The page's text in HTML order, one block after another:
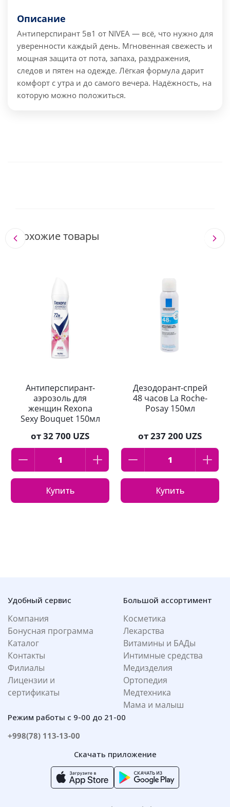
Описание
Антиперспирант 5в1 от NIVEA — всё, что нужно для
уверенности каждый день. Мгновенная свежесть и
мощная защита от пота, запаха, раздражения,
следов и пятен на одежде. Лёгкая формула дарит
комфорт с утра и до самого вечера. Надёжность, на
которую можно положиться.
Похожие товары
Антиперспирант-
аэрозоль для
женщин Rexona
Sexy Bouquet 150мл
от32 700 UZS
Купить
Дезодорант-cпрей
48 часов La Roche-
Posay 150мл
от237 200 UZS
Купить
Удобный сервис
Компания
Бонусная программа
Каталог
Контакты
Филиалы
Лицензии и
сертификаты
Большой ассортимент
Косметика
Лекарства
Витамины и БАДы
Интимные средства
Медизделия
Ортопедия
Медтехника
Мама и малыш
Режим работы с 9-00 до 21-00
+998(78) 113-13-00
Скачать приложение